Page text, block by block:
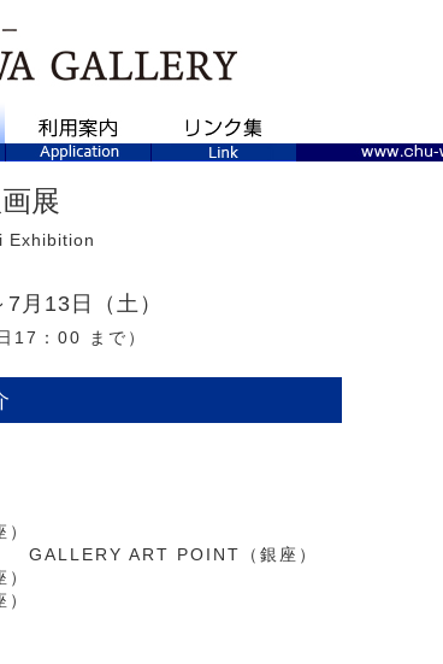
展
Exhibition
月13日（土）
17：00 まで）
GALLERY ART POINT（銀座）